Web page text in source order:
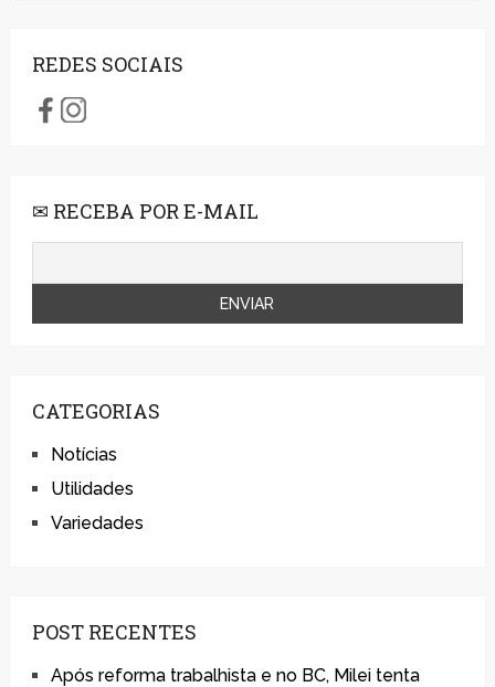
REDES SOCIAIS
✉ RECEBA POR E-MAIL
CATEGORIAS
Notícias
Utilidades
Variedades
POST RECENTES
Após reforma trabalhista e no BC, Milei tenta